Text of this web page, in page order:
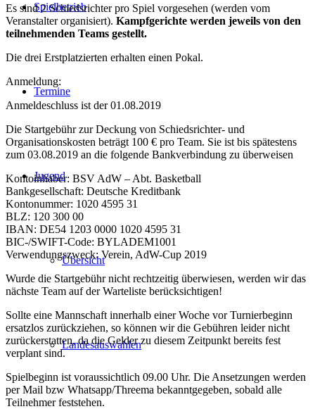
Spielbetrieb
Termine
Jugend
Übersicht
Landesauswahlen
Es sind 2 Schiedsrichter pro Spiel vorgesehen (werden vom
Veranstalter organisiert). Kampfgerichte werden jeweils von den
teilnehmenden Teams gestellt.
Die drei Erstplatzierten erhalten einen Pokal.
Anmeldung:
Anmeldeschluss ist der 01.08.2019
Die Startgebühr zur Deckung von Schiedsrichter- und
Organisationskosten beträgt 100 € pro Team. Sie ist bis spätestens
zum 03.08.2019 an die folgende Bankverbindung zu überweisen
Kontoinhaber: BSV AdW – Abt. Basketball
Bankgesellschaft: Deutsche Kreditbank
Kontonummer: 1020 4595 31
BLZ: 120 300 00
IBAN: DE54 1203 0000 1020 4595 31
BIC-/SWIFT-Code: BYLADEM1001
Verwendungszweck: Verein, AdW-Cup 2019
Wurde die Startgebühr nicht rechtzeitig überwiesen, werden wir das
nächste Team auf der Warteliste berücksichtigen!
Sollte eine Mannschaft innerhalb einer Woche vor Turnierbeginn
ersatzlos zurückziehen, so können wir die Gebühren leider nicht
zurückerstatten, da die Gelder zu diesem Zeitpunkt bereits fest
verplant sind.
Spielbeginn ist voraussichtlich 09.00 Uhr. Die Ansetzungen werden
per Mail bzw Whatsapp/Threema bekanntgegeben, sobald alle
Teilnehmer feststehen.